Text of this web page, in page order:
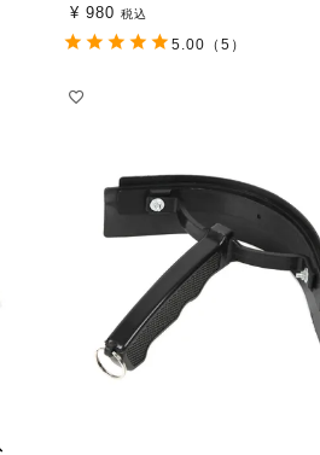
¥ 980 税込
5.00 （5）